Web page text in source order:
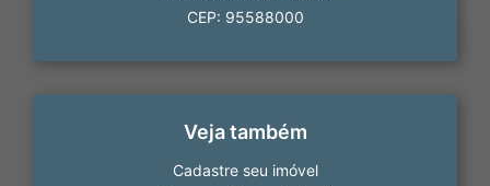
CEP: 95588000
Veja também
Cadastre seu imóvel